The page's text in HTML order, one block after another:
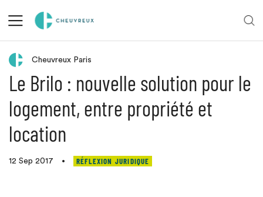
Retour aux actualités
Cheuvreux Paris
Le Brilo : nouvelle solution pour le
logement, entre propriété et
location
12 Sep 2017 • RÉFLEXION JURIDIQUE